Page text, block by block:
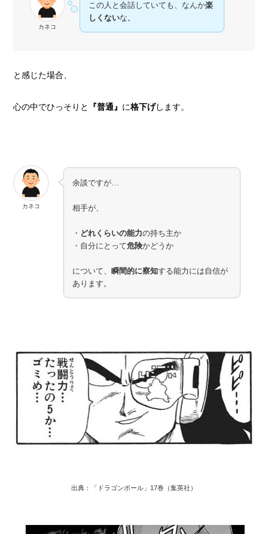
カネコ
この人と会話していても、なんか楽
しくないな。
と感じた場合、
心の中でひっそりと 『普通』 に格下げします。
カネコ
余談ですが…
相手が、
・ どれくらいの能力の持ち主か
・自分にとって危険かどうか
について、 瞬間的に察知する能力には自信が
あります。
出典：「ドラゴンボール」17巻（集英社）